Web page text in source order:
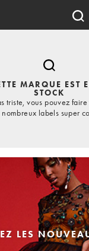
MARQUE EST
STOCK
triste, vous pouvez
nombreux labels super
LES